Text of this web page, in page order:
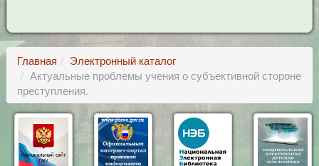
Главная
Электронный каталог
Актуальные проблемы учения о субъективной стороне
преступления.